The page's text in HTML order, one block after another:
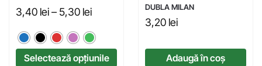
3,40 lei– 5,30 lei
Selectează opțiunile
DUBLA MILAN
3,20 lei
Adaugă în coș